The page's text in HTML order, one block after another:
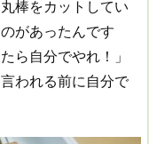
棒をカットしてい
があったんです
ら自分でやれ！」
われる前に自分で